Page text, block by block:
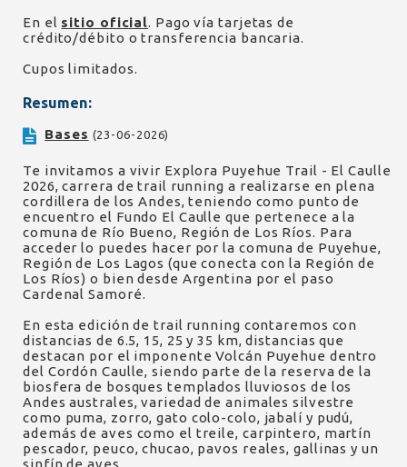
En el sitio oficial. Pago vía tarjetas de
crédito/débito o transferencia bancaria.
Cupos limitados.
Resumen:
Bases (23-06-2026)
Te invitamos a vivir Explora Puyehue Trail - El Caulle
2026, carrera de trail running a realizarse en plena
cordillera de los Andes, teniendo como punto de
encuentro el Fundo El Caulle que pertenece a la
comuna de Río Bueno, Región de Los Ríos. Para
acceder lo puedes hacer por la comuna de Puyehue,
Región de Los Lagos (que conecta con la Región de
Los Ríos) o bien desde Argentina por el paso
Cardenal Samoré.
En esta edición de trail running contaremos con
distancias de 6.5, 15, 25 y 35 km, distancias que
destacan por el imponente Volcán Puyehue dentro
del Cordón Caulle, siendo parte de la reserva de la
biosfera de bosques templados lluviosos de los
Andes australes, variedad de animales silvestre
como puma, zorro, gato colo-colo, jabalí y pudú,
además de aves como el treile, carpintero, martín
pescador, peuco, chucao, pavos reales, gallinas y un
sinfín de aves.